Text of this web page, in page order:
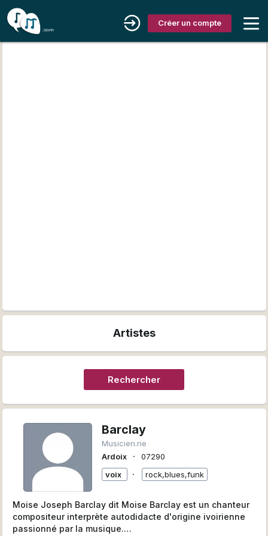
Créer un compte
Artistes
Rechercher
Barclay
Musicien.ne
Ardoix
∙
07290
voix
∙ rock,blues,funk
Moise Joseph Barclay dit Moise Barclay est un chanteur
compositeur interprète autodidacte d'origine ivoirienne
passionné par la musique.